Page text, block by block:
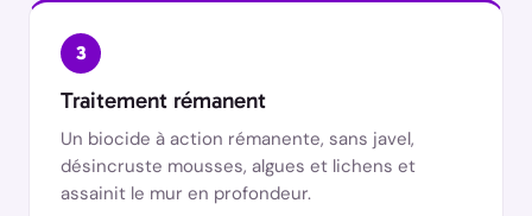
3
Traitement rémanent
Un biocide à action rémanente, sans javel,
désincruste mousses, algues et lichens et
assainit le mur en profondeur.